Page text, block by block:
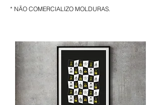
* NÃO COMERCIALIZO MOLDURAS.